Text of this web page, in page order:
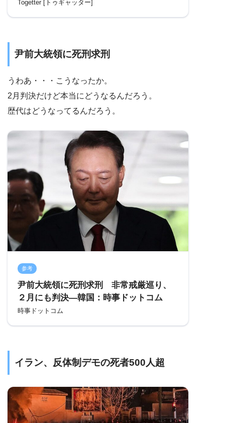
Togetter [トゥギャッター]
尹前大統領に死刑求刑
うわあ・・・こうなったか。
2月判決だけど本当にどうなるんだろう。
歴代はどうなってるんだろう。
参考
尹前大統領に死刑求刑 非常戒厳巡り、
２月にも判決―韓国：時事ドットコム
時事ドットコム
イラン、反体制デモの死者500人超